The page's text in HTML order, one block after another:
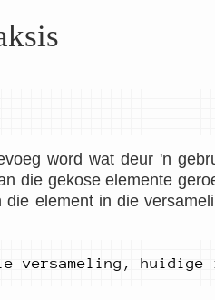
word wat deur 'n
die gekose elemente
element in die
versameling , huidige